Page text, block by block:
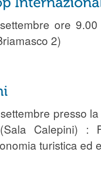
ore
2)
presso
Calepini) :
turistica ed